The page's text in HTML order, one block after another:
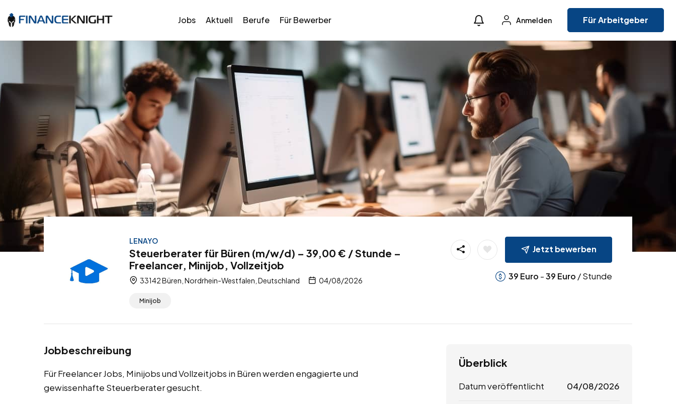
Jobs Aktuell Berufe Für Bewerber Anmelden Für Arbeitgeber
LENAYO
Steuerberater für Büren (m/w/d) – 39,00 € / Stunde –
Freelancer, Minijob, Vollzeitjob
33142 Büren, Nordrhein-Westfalen, Deutschland 04/08/2026
Minijob
Jetzt bewerben
39 Euro -39 Euro / Stunde
Jobbeschreibung
Für Freelancer Jobs, Minijobs und Vollzeitjobs in Büren werden engagierte und
gewissenhafte Steuerberater gesucht.
Überblick
Datum veröffentlicht 04/08/2026